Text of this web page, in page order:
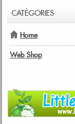
CATÉGORIES
Home
Web Shop